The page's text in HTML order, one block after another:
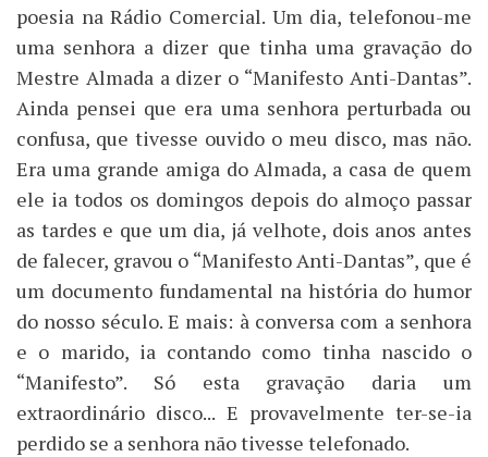
poesia na Rádio Comercial. Um dia, telefonou-me
uma senhora a dizer que tinha uma gravação do
Mestre Almada a dizer o “Manifesto Anti-Dantas”.
Ainda pensei que era uma senhora perturbada ou
confusa, que tivesse ouvido o meu disco, mas não.
Era uma grande amiga do Almada, a casa de quem
ele ia todos os domingos depois do almoço passar
as tardes e que um dia, já velhote, dois anos antes
de falecer, gravou o “Manifesto Anti-Dantas”, que é
um documento fundamental na história do humor
do nosso século. E mais: à conversa com a senhora
e o marido, ia contando como tinha nascido o
“Manifesto”. Só esta gravação daria um
extraordinário disco... E provavelmente ter-se-ia
perdido se a senhora não tivesse telefonado.